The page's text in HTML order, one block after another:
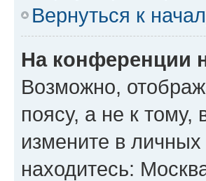
Вернуться к
На конференции
Возможно,
поясу, а не к тому,
измените в личных
находитесь: